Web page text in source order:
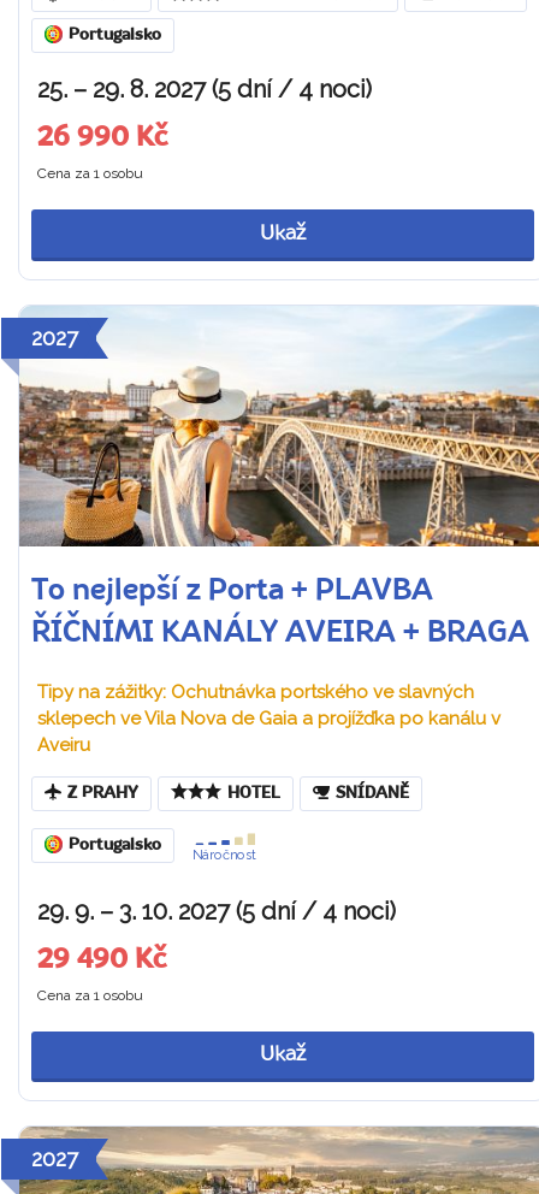
Portugalsko
25. – 29. 8. 2027 (5 dní / 4 noci)
26 990 Kč
Cena za 1 osobu
Ukaž
2027
To nejlepší z Porta + PLAVBA
ŘÍČNÍMI KANÁLY AVEIRA + BRAGA
Tipy na zážitky: Ochutnávka portského ve slavných
sklepech ve Vila Nova de Gaia a projížďka po kanálu v
Aveiru
Z PRAHY HOTEL SNÍDANĚ
Portugalsko
Náročnost
29. 9. – 3. 10. 2027 (5 dní / 4 noci)
29 490 Kč
Cena za 1 osobu
Ukaž
2027